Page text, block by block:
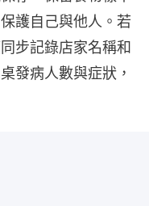
護自己與他人。若
步記錄店家名稱和
發病人數與症狀，